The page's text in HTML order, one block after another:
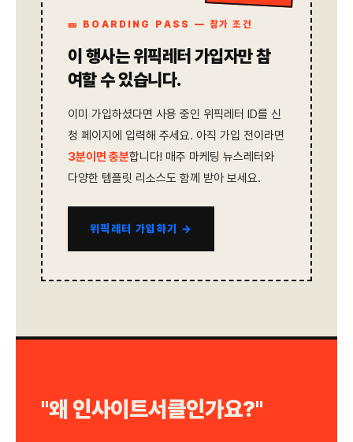
🎫 BOARDING PASS — 참가 조건
이 행사는위픽레터 가입자만 참
여할 수 있습니다.
이미 가입하셨다면 사용 중인 위픽레터 ID를 신
청 페이지에 입력해 주세요. 아직 가입 전이라면
3분이면 충분합니다! 매주 마케팅 뉴스레터와
다양한 템플릿 리소스도 함께 받아 보세요.
위픽레터 가입하기 →
"왜 인사이트서클인가요?"